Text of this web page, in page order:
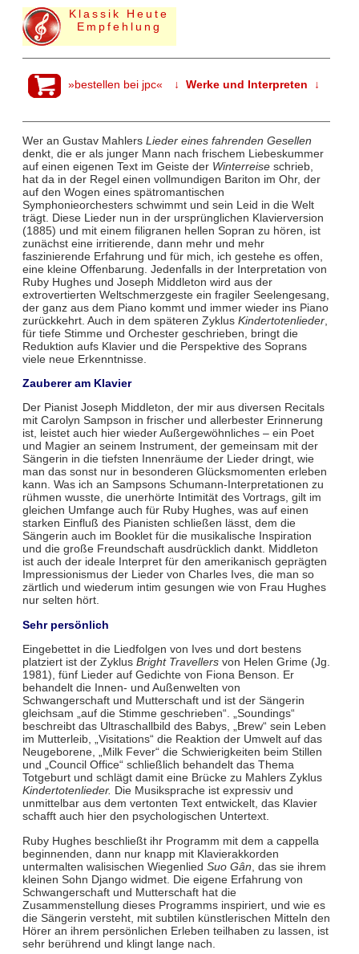
Klassik Heute
Empfehlung
»bestellen bei jpc« ↓ Werke und Interpreten ↓
Wer an Gustav Mahlers Lieder eines fahrenden Gesellen
denkt, die er als junger Mann nach frischem Liebeskummer
auf einen eigenen Text im Geiste der Winterreiseschrieb,
hat da in der Regel einen vollmundigen Bariton im Ohr, der
auf den Wogen eines spätromantischen
Symphonieorchesters schwimmt und sein Leid in die Welt
trägt. Diese Lieder nun in der ursprünglichen Klavierversion
(1885) und mit einem filigranen hellen Sopran zu hören, ist
zunächst eine irritierende, dann mehr und mehr
faszinierende Erfahrung und für mich, ich gestehe es offen,
eine kleine Offenbarung. Jedenfalls in der Interpretation von
Ruby Hughes und Joseph Middleton wird aus der
extrovertierten Weltschmerzgeste ein fragiler Seelengesang,
der ganz aus dem Piano kommt und immer wieder ins Piano
zurückkehrt. Auch in dem späteren Zyklus Kindertotenlieder,
für tiefe Stimme und Orchester geschrieben, bringt die
Reduktion aufs Klavier und die Perspektive des Soprans
viele neue Erkenntnisse.
Zauberer am Klavier
Der Pianist Joseph Middleton, der mir aus diversen Recitals
mit Carolyn Sampson in frischer und allerbester Erinnerung
ist, leistet auch hier wieder Außergewöhnliches – ein Poet
und Magier an seinem Instrument, der gemeinsam mit der
Sängerin in die tiefsten Innenräume der Lieder dringt, wie
man das sonst nur in besonderen Glücksmomenten erleben
kann. Was ich an Sampsons Schumann-Interpretationen zu
rühmen wusste, die unerhörte Intimität des Vortrags, gilt im
gleichen Umfange auch für Ruby Hughes, was auf einen
starken Einfluß des Pianisten schließen lässt, dem die
Sängerin auch im Booklet für die musikalische Inspiration
und die große Freundschaft ausdrücklich dankt. Middleton
ist auch der ideale Interpret für den amerikanisch geprägten
Impressionismus der Lieder von Charles Ives, die man so
zärtlich und wiederum intim gesungen wie von Frau Hughes
nur selten hört.
Sehr persönlich
Eingebettet in die Liedfolgen von Ives und dort bestens
platziert ist der Zyklus Bright Travellersvon Helen Grime (Jg.
1981), fünf Lieder auf Gedichte von Fiona Benson. Er
behandelt die Innen- und Außenwelten von
Schwangerschaft und Mutterschaft und ist der Sängerin
gleichsam „auf die Stimme geschrieben“. „Soundings“
beschreibt das Ultraschallbild des Babys, „Brew“ sein Leben
im Mutterleib, „Visitations“ die Reaktion der Umwelt auf das
Neugeborene, „Milk Fever“ die Schwierigkeiten beim Stillen
und „Council Office“ schließlich behandelt das Thema
Totgeburt und schlägt damit eine Brücke zu Mahlers Zyklus
Kindertotenlieder. Die Musiksprache ist expressiv und
unmittelbar aus dem vertonten Text entwickelt, das Klavier
schafft auch hier den psychologischen Untertext.
Ruby Hughes beschließt ihr Programm mit dem a cappella
beginnenden, dann nur knapp mit Klavierakkorden
untermalten walisischen Wiegenlied Suo Gân , das sie ihrem
kleinen Sohn Django widmet. Die eigene Erfahrung von
Schwangerschaft und Mutterschaft hat die
Zusammenstellung dieses Programms inspiriert, und wie es
die Sängerin versteht, mit subtilen künstlerischen Mitteln den
Hörer an ihrem persönlichen Erleben teilhaben zu lassen, ist
sehr berührend und klingt lange nach.